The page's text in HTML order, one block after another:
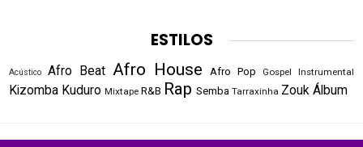
ESTILOS
Acústico Afro Beat Afro House Afro Pop Gospel Instrumental
Kizomba Kuduro Mixtape R&B Rap Semba Tarraxinha Zouk Álbum